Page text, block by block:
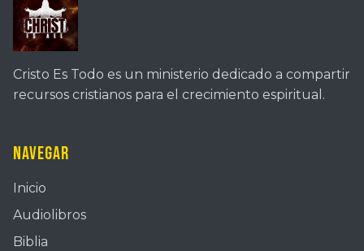
Cristo Es Todo es un ministerio dedicado a compartir
recursos cristianos para el crecimiento espiritual.
Navegar
Inicio
Audiolibros
Biblia